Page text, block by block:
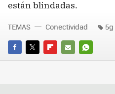
están blindadas.
FACEBOOK
TWITTERFLIPBOARD
E-
WHATSAPP
TEMAS Conectividad 5g